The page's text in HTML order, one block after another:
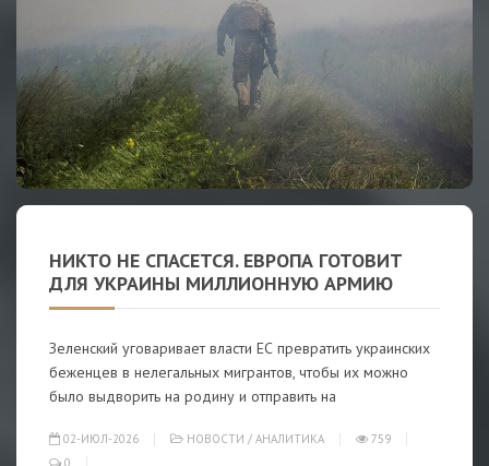
НИКТО НЕ СПАСЕТСЯ. ЕВРОПА ГОТОВИТ
ДЛЯ УКРАИНЫ МИЛЛИОННУЮ АРМИЮ
Зеленский уговаривает власти ЕС превратить украинских
беженцев в нелегальных мигрантов, чтобы их можно
было выдворить на родину и отправить на
02-ИЮЛ-2026 НОВОСТИ / АНАЛИТИКА
759
0